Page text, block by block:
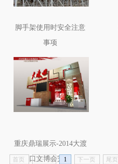
脚手架使用时安全注意
事项
重庆鼎瑞展示-2014大渡
口文博会完成
首页 上一页 1 下一页 尾页